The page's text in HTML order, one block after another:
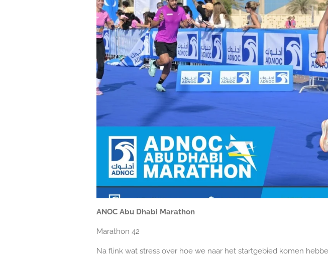
ANOC Abu Dhabi Marathon
Marathon 42
Na flink wat stress over hoe we naar het startgebied komen